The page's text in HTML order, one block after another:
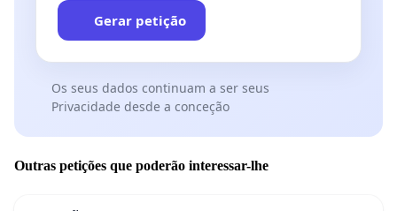
Gerar petição
Os seus dados continuam a ser seus
Privacidade desde a conceção
Outras petições que poderão interessar-lhe